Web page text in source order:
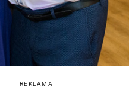
REKLAMA